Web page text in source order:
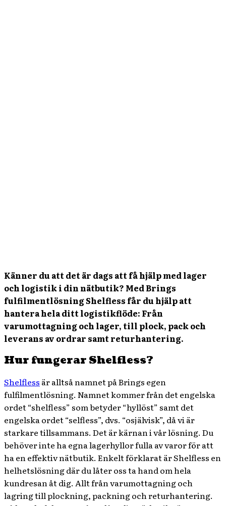
Känner du att det är dags att få hjälp med lager
och logistik i din nätbutik? Med Brings
fulfilmentlösning Shelfless får du hjälp att
hantera hela ditt logistikflöde: Från
varumottagning och lager, till plock, pack och
leverans av ordrar samt returhantering.
Hur fungerar Shelfless?
Shelfless är alltså namnet på Brings egen
fulfilmentlösning. Namnet kommer från det engelska
ordet “shelfless” som betyder “hyllöst” samt det
engelska ordet “selfless”, dvs. “osjälvisk”, då vi är
starkare tillsammans. Det är kärnan i vår lösning. Du
behöver inte ha egna lagerhyllor fulla av varor för att
ha en effektiv nätbutik. Enkelt förklarat är Shelfless en
helhetslösning där du låter oss ta hand om hela
kundresan åt dig. Allt från varumottagning och
lagring till plockning, packning och returhantering.